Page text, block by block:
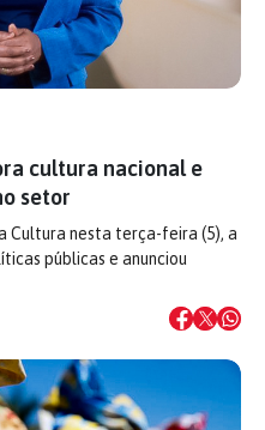
cultura nacional e
setor
Cultura nesta terça-feira (5), a
públicas e anunciou